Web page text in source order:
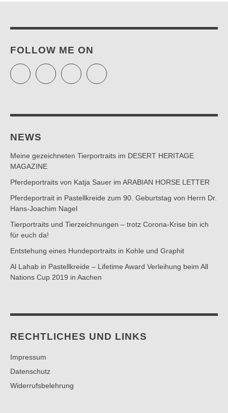
FOLLOW ME ON
Twitter FacebookInstagram
NEWS
Meine gezeichneten Tierportraits im DESERT HERITAGE
MAGAZINE
Pferdeportraits von Katja Sauer im ARABIAN HORSE LETTER
Pferdeportrait in Pastellkreide zum 90. Geburtstag von Herrn Dr.
Hans-Joachim Nagel
Tierportraits und Tierzeichnungen – trotz Corona-Krise bin ich
für euch da!
Entstehung eines Hundeportraits in Kohle und Graphit
Al Lahab in Pastellkreide – Lifetime Award Verleihung beim All
Nations Cup 2019 in Aachen
RECHTLICHES UND LINKS
Impressum
Datenschutz
Widerrufsbelehrung